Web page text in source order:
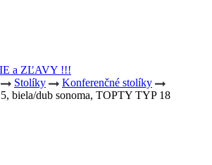
a ZĽAVY !!!
Stolíky
Konferenčné stolíky
biela/dub sonoma, TOPTY TYP 18